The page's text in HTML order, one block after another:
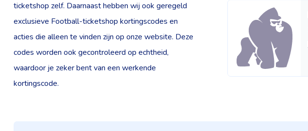
ticketshop zelf. Daarnaast hebben wij ook geregeld
exclusieve Football-ticketshop kortingscodes en
acties die alleen te vinden zijn op onze website. Deze
codes worden ook gecontroleerd op echtheid,
waardoor je zeker bent van een werkende
kortingscode.